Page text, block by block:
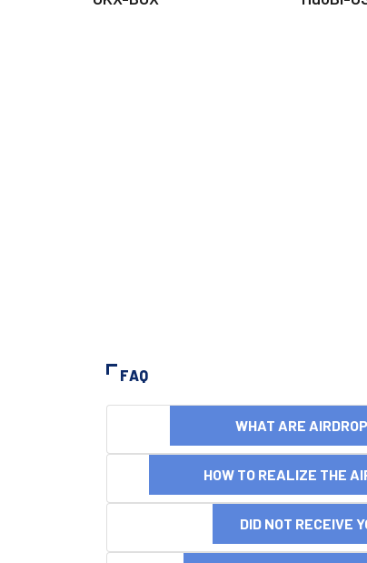
FAQ
WHAT ARE
HOW TO REALIZE THE
DID NOT RECEIVE